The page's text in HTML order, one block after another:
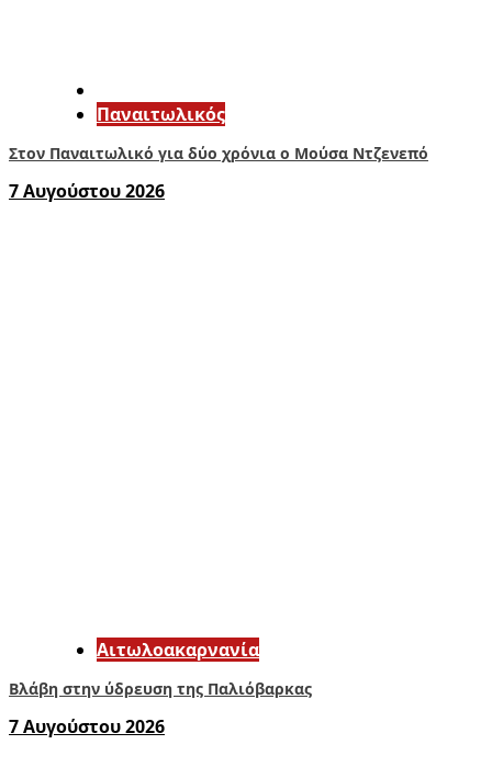
Παναιτωλικός
Στον Παναιτωλικό για δύο χρόνια ο Μούσα Ντζενεπό
7 Αυγούστου 2026
Αιτωλοακαρνανία
Βλάβη στην ύδρευση της Παλιόβαρκας
7 Αυγούστου 2026